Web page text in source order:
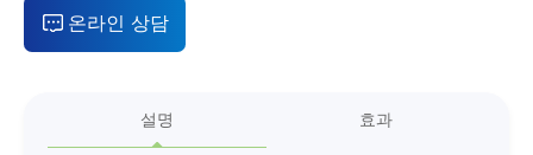
온라인 상담
설명 효과